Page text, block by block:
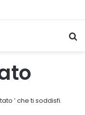
’ che ti soddisfi.